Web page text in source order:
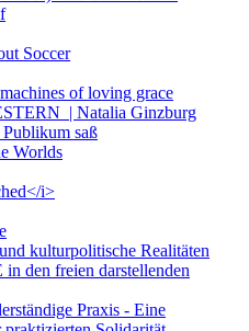
Soccer
of loving grace
| Natalia Ginzburg
saß
Worlds
i>
kulturpolitische Realitäten
den freien darstellenden
Praxis - Eine